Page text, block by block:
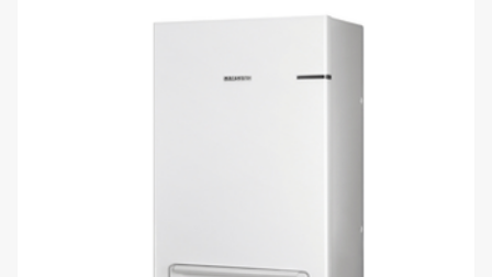
Šta je toplotna pumpa i kako ona